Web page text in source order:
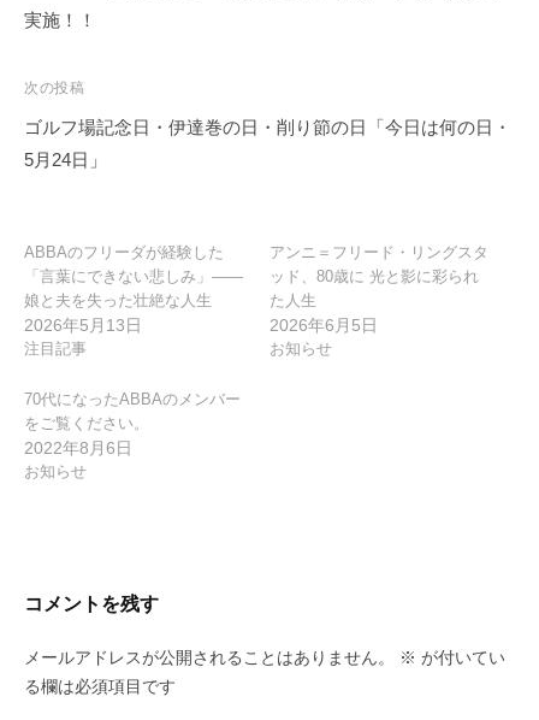
ナ
ゲ
ー
シ
実施！！
次の投稿
ゴルフ場記念日・伊達巻の日・削り節の日「今日は何の日・
5月24日」
ABBAのフリーダが経験した
「言葉にできない悲しみ」――
娘と夫を失った壮絶な人生
2026年5月13日
注目記事
アンニ＝フリード・リングスタ
ッド、80歳に 光と影に彩られ
た人生
2026年6月5日
お知らせ
70代になったABBAのメンバー
をご覧ください。
2022年8月6日
お知らせ
コメントを残す
メールアドレスが公開されることはありません。 ※ が付いてい
る欄は必須項目です